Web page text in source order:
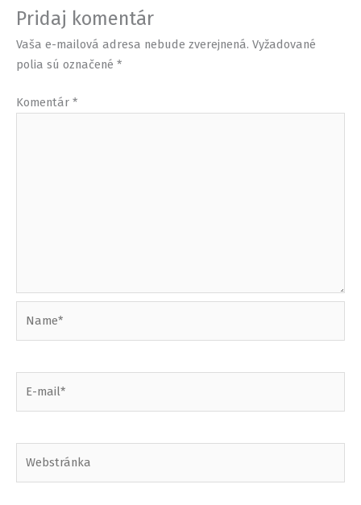
Pridaj komentár
Vaša e-mailová adresa nebude zverejnená. Vyžadované
polia sú označené *
Komentár *